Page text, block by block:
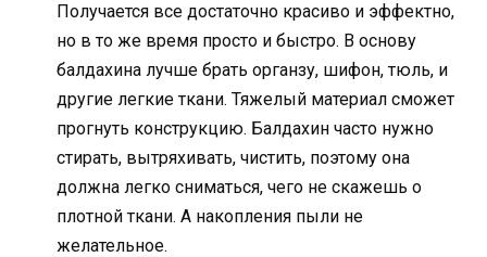
Получается все достаточно красиво и эффектно,
но в то же время просто и быстро. В основу
балдахина лучше брать органзу, шифон, тюль, и
другие легкие ткани. Тяжелый материал сможет
прогнуть конструкцию. Балдахин часто нужно
стирать, вытряхивать, чистить, поэтому она
должна легко сниматься, чего не скажешь о
плотной ткани. А накопления пыли не
желательное.